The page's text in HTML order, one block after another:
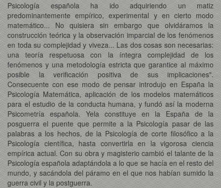
Psicología española ha ido adquiriendo un matiz
predominantemente empírico, experimental y en cierto modo
matemático... No quisiera sin embargo que olvidáramos la
construcción teórica y la observación imparcial de los fenómenos
en toda su complejidad y viveza... Las dos cosas son necesarias:
una teoría respetuosa con la íntegra complejidad de los
fenómenos y una metodología estricta que garantice al máximo
posible la verificación positiva de sus implicaciones".
Consecuente con ese modo de pensar introdujo en España la
Psicología Matemática, aplicación de los modelos matemáticos
para el estudio de la conducta humana, y fundó así la moderna
Psicometría española. Yela constituye en la España de la
posguerra el puente que permite a la Psicología pasar de las
palabras a los hechos, de la Psicología de corte filosófico a la
Psicología científica, hasta convertirla en la vigorosa ciencia
empírica actual. Con su obra y magisterio cambió el talante de la
Psicología española adaptándola a lo que se hacía en el resto del
mundo, y sacándola del páramo en el que nos habían sumido la
guerra civil y la postguerra.